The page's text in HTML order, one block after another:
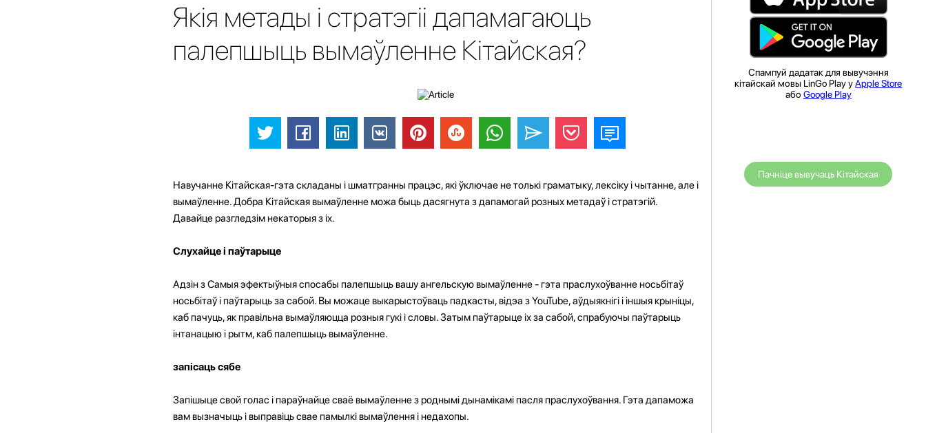
Якія метады і стратэгіі дапамагаюць
палепшыць вымаўленне Кітайская?
Навучанне Кітайская-гэта складаны і шматгранны працэс, які ўключае не толькі граматыку, лексіку і чытанне, але і
вымаўленне. Добра Кітайская вымаўленне можа быць дасягнута з дапамогай розных метадаў і стратэгій.
Давайце разгледзім некаторыя з іх.
Слухайце і паўтарыце
Адзін з Самыя эфектыўныя спосабы палепшыць вашу ангельскую вымаўленне - гэта праслухоўванне носьбітаў
носьбітаў і паўтарыць за сабой. Вы можаце выкарыстоўваць падкасты, відэа з YouTube, аўдыякнігі і іншыя крыніцы,
каб пачуць, як правільна вымаўляюцца розныя гукі і словы. Затым паўтарыце іх за сабой, спрабуючы паўтарыць
інтанацыю і рытм, каб палепшыць вымаўленне.
запісаць сябе
Запішыце свой голас і параўнайце сваё вымаўленне з роднымі дынамікамі пасля праслухоўвання. Гэта дапаможа
вам вызначыць і выправіць свае памылкі вымаўлення і недахопы.
Спампуй дадатак для вывучэння
кітайскай мовы LinGo Play уApple Store
або Google Play
Пачніце вывучаць Кітайская